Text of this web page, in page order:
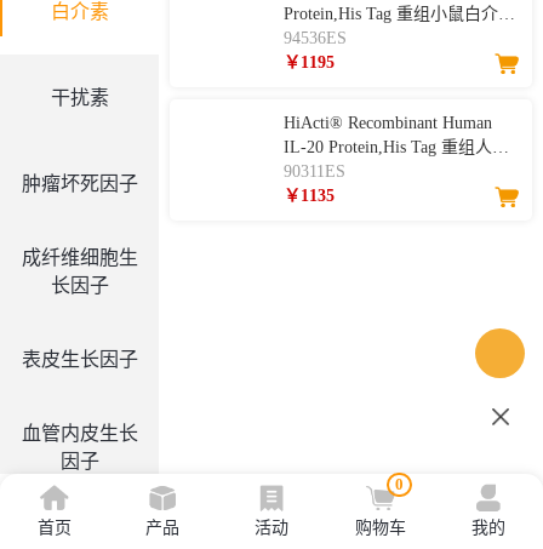
白介素
干扰素
肿瘤坏死因子
成纤维细胞生
长因子
表皮生长因子
血管内皮生长
因子
集落刺激因子
Protein,His Tag 重组小鼠白介
素-20
94536ES
￥1195
HiActi® Recombinant Human
IL-20 Protein,His Tag 重组人白
介素-20
90311ES
￥1135
首页 产品 活动
0
购物车 我的